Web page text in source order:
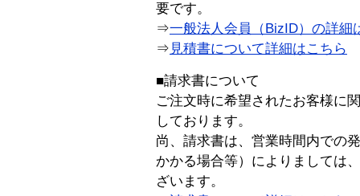
要です。
⇒一般法人会員（BizID）の詳細
⇒ 見積書について詳細はこちら
■請求書について
ご注文時に希望されたお客様に
しております。
尚、請求書は、営業時間内での
かかる場合等）によりましては
ざいます。